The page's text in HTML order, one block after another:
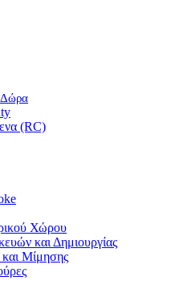
Δώρα
(RC)
Χώρου
και Δημιουργίας
και Μίμησης